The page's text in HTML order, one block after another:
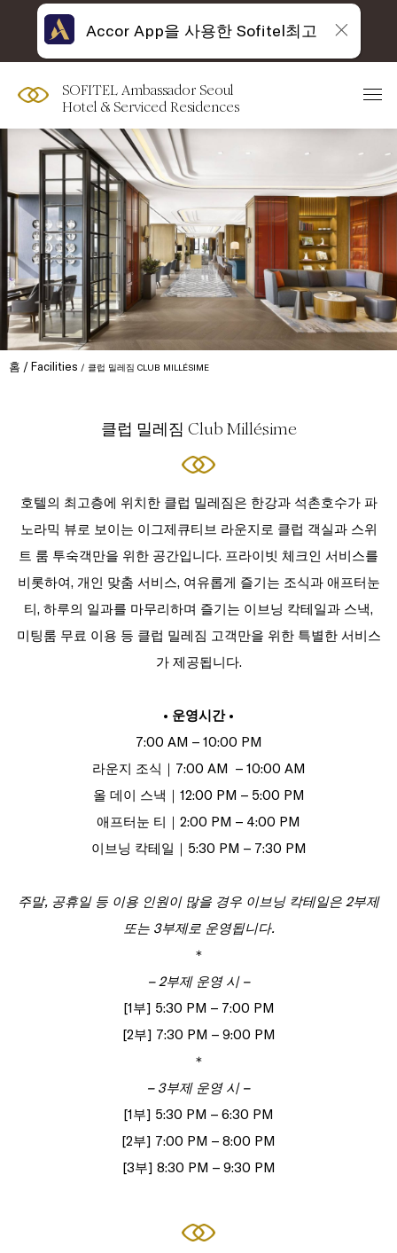
SOFITEL Ambassador Seoul
Hotel & Serviced Residences
홈 Facilities 클럽 밀레짐 CLUB MILLÉSIME
클럽 밀레짐 Club Millésime
호텔의 최고층에 위치한 클럽 밀레짐은 한강과 석촌호수가 파
노라믹 뷰로 보이는 이그제큐티브 라운지로 클럽 객실과 스위
트 룸 투숙객만을 위한 공간입니다. 프라이빗 체크인 서비스를
비롯하여, 개인 맞춤 서비스, 여유롭게 즐기는 조식과 애프터눈
티, 하루의 일과를 마무리하며 즐기는 이브닝 칵테일과 스낵,
미팅룸 무료 이용 등 클럽 밀레짐 고객만을 위한 특별한 서비스
가 제공됩니다.
• 운영시간 •
7:00 AM – 10:00 PM
라운지 조식｜7:00 AM – 10:00 AM
올 데이 스낵｜12:00 PM – 5:00 PM
애프터눈 티｜2:00 PM – 4:00 PM
이브닝 칵테일｜5:30 PM – 7:30 PM
주말, 공휴일 등 이용 인원이 많을 경우 이브닝 칵테일은 2부제
또는 3부제로 운영됩니다.
＊
– 2부제 운영 시 –
[1부] 5:30 PM – 7:00 PM
[2부] 7:30 PM – 9:00 PM
＊
– 3부제 운영 시 –
[1부] 5:30 PM – 6:30 PM
[2부] 7:00 PM – 8:00 PM
[3부] 8:30 PM – 9:30 PM
Accor App을 사용한 Sofitel최고